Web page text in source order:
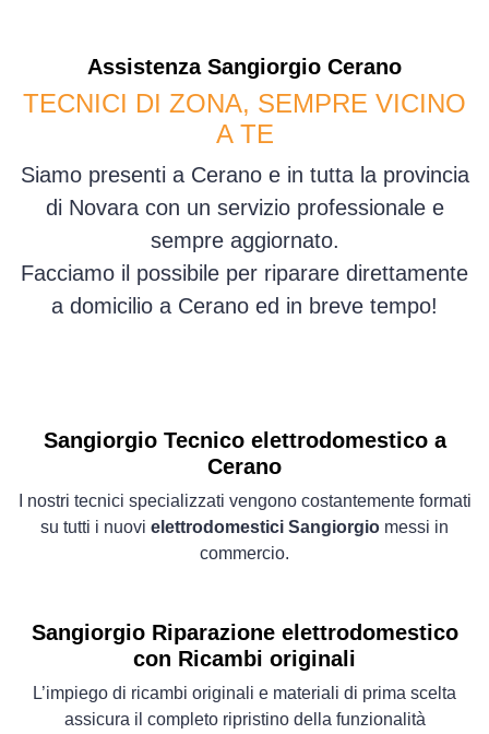
Assistenza Sangiorgio Cerano
TECNICI DI ZONA, SEMPRE VICINO
A TE
Siamo presenti a Cerano e in tutta la provincia
di Novara con un servizio professionale e
sempre aggiornato.
Facciamo il possibile per riparare direttamente
a domicilio a Cerano ed in breve tempo!
Sangiorgio Tecnico elettrodomestico a
Cerano
I nostri tecnici specializzati vengono costantemente formati
su tutti i nuovi elettrodomestici Sangiorgio messi in
commercio.
Sangiorgio Riparazione elettrodomestico
con Ricambi originali
L’impiego di ricambi originali e materiali di prima scelta
assicura il completo ripristino della funzionalità